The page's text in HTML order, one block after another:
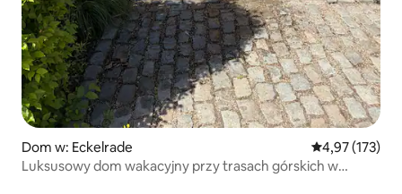
Dom w: Eckelrade Średnia
4,97 (173)
Luksusowy dom wakacyjny przy trasach górskich w